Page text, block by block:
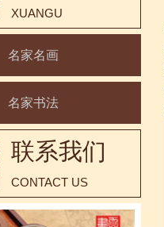
XUANGU
名家名画
名家书法
联系我们
CONTACT US